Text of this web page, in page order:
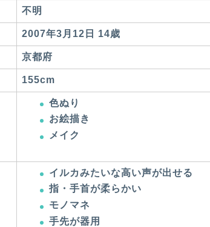
不明
2007年3月12日 14歳
京都府
155cm
色ぬり
お絵描き
メイク
イルカみたいな高い声が出せる
指・手首が柔らかい
モノマネ
手先が器用